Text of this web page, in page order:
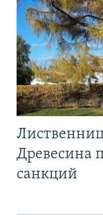
Древесина
санкций